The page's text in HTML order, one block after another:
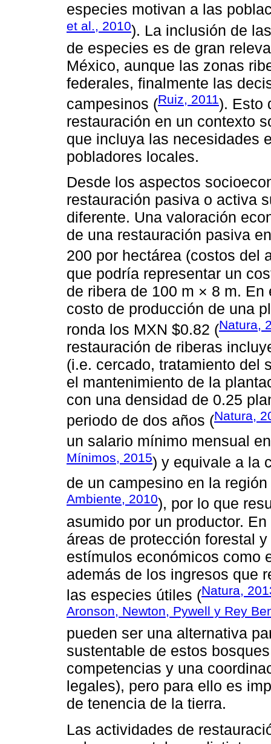
especies motivan a las
et al., 2010). La inclusión de
de especies es de gran
México, aunque las zonas
federales, finalmente las
campesinos (Ruiz, 2011). Esto
restauración en un contexto
que incluya las necesidades
pobladores locales.
Desde los aspectos
restauración pasiva o activa
diferente. Una valoración
de una restauración pasiva
200 por hectárea (costos del
que podría representar un
de ribera de 100 m × 8 m.
costo de producción de una
ronda los MXN $0.82 (Natura,
restauración de riberas
(i.e. cercado, tratamiento del
el mantenimiento de la
con una densidad de 0.25
periodo de dos años (Natura,
un salario mínimo mensual
Mínimos, 2015) y equivale a la
de un campesino en la región
Ambiente, 2010), por lo que
asumido por un productor.
áreas de protección forestal
estímulos económicos como
además de los ingresos que
las especies útiles (Natura,
Aronson, Newton, Pywell y Rey
pueden ser una alternativa
sustentable de estos
competencias y una
legales), pero para ello es
de tenencia de la tierra.
Las actividades de